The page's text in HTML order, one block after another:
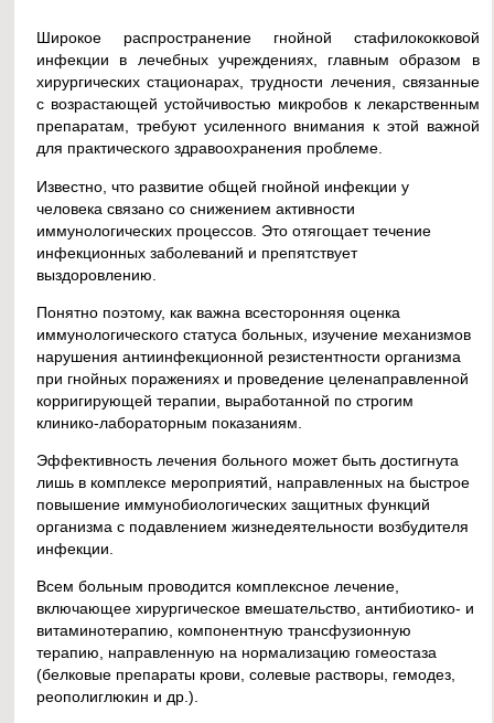
Широкое распространение гнойной стафилококковой
инфекции в лечебных учреждениях, главным образом в
хирургических стационарах, трудности лечения, связанные
с возрастающей устойчивостью микробов к лекарственным
препаратам, требуют усиленного внимания к этой важной
для практического здравоохранения проблеме.
Известно, что развитие общей гнойной инфекции у
человека связано со снижением активности
иммунологических процессов. Это отягощает течение
инфекционных заболеваний и препятствует
выздоровлению.
Понятно поэтому, как важна всесторонняя оценка
иммунологического статуса больных, изучение механизмов
нарушения антиинфекционной резистентности организма
при гнойных поражениях и проведение целенаправленной
корригирующей терапии, выработанной по строгим
клинико-лабораторным показаниям.
Эффективность лечения больного может быть достигнута
лишь в комплексе мероприятий, направленных на быстрое
повышение иммунобиологических защитных функций
организма с подавлением жизнедеятельности возбудителя
инфекции.
Всем больным проводится комплексное лечение,
включающее хирургическое вмешательство, антибиотико- и
витаминотерапию, компонентную трансфузионную
терапию, направленную на нормализацию гомеостаза
(белковые препараты крови, солевые растворы, гемодез,
реополиглюкин и др.).